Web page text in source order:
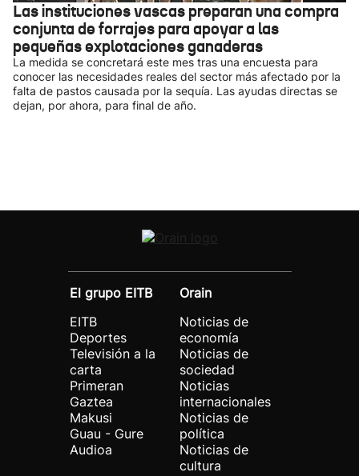
Las instituciones vascas preparan una compra
conjunta de forrajes para apoyar a las
pequeñas explotaciones ganaderas
La medida se concretará este mes tras una encuesta para
conocer las necesidades reales del sector más afectado por la
falta de pastos causada por la sequía. Las ayudas directas se
dejan, por ahora, para final de año.
El grupo EITB
EITB
Deportes
Televisión a la
carta
Primeran
Gaztea
Makusi
Guau - Gure
Audioa
Orain
Noticias de
economía
Noticias de
sociedad
Noticias
internacionales
Noticias de
política
Noticias de
cultura